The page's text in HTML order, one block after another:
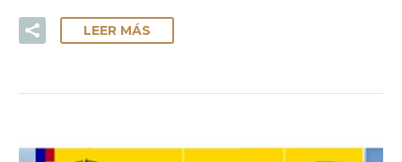
LEER MÁS